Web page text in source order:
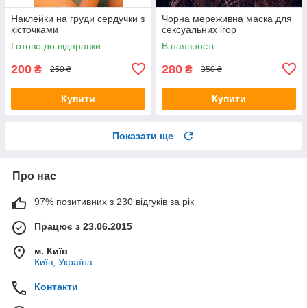
Наклейки на груди сердучки з
кісточками
Готово до відправки
200 ₴ 250 ₴
Купити
Чорна мереживна маска для
сексуальних ігор
В наявності
280 ₴ 350 ₴
Купити
Показати ще
Про нас
97% позитивних з 230 відгуків за рік
Працює з 23.06.2015
м. Київ
Київ, Україна
Контакти